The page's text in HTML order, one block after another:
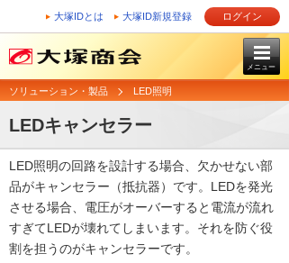
大塚IDとは 大塚ID新規登録 ログイン
メニュー
ソリューション・製品 LED照明
LEDキャンセラー
LED照明の回路を設計する場合、欠かせない部
品がキャンセラー（抵抗器）です。LEDを発光
させる場合、電圧がオーバーすると電流が流れ
すぎてLEDが壊れてしまいます。それを防ぐ役
割を担うのがキャンセラーです。